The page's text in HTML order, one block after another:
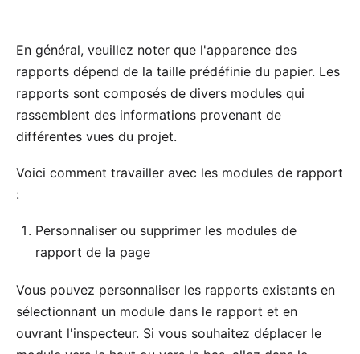
En général, veuillez noter que l'apparence des
rapports dépend de la taille prédéfinie du papier. Les
rapports sont composés de divers modules qui
rassemblent des informations provenant de
différentes vues du projet.
Voici comment travailler avec les modules de rapport
:
Personnaliser ou supprimer les modules de
rapport de la page
Vous pouvez personnaliser les rapports existants en
sélectionnant un module dans le rapport et en
ouvrant l'inspecteur. Si vous souhaitez déplacer le